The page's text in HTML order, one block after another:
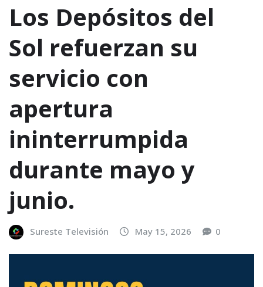
Los Depósitos del
Sol refuerzan su
servicio con
apertura
ininterrumpida
durante mayo y
junio.
Sureste Televisión May 15, 2026 0